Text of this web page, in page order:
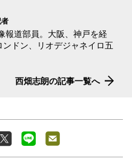
報道部員。大阪、神戸を経
ドン、リオデジャネイロ五
西畑志朗の記事一覧へ